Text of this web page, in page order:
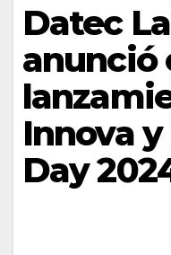
Datec
anunció
Innova
Day